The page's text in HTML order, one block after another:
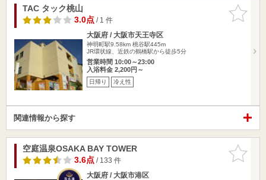
お気に入
りに追加
TAC タック桃山
3.0点/ 1 件
大阪府 / 大阪市天王寺区
神明町駅9.58km 桃谷駅445m
JR環状線、近鉄の鶴橋駅から徒歩5分
営業時間 10:00～23:00
入浴料金 2,200円～
日帰り 冷え性
関連情報から探す
お気に入
りに追加
空庭温泉OSAKA BAY TOWER
3.6点/ 133 件
大阪府 / 大阪市港区